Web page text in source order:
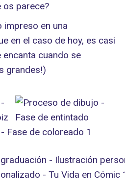
os parece?
en una
en el caso de hoy, es casi
encanta cuando se
grandes!)